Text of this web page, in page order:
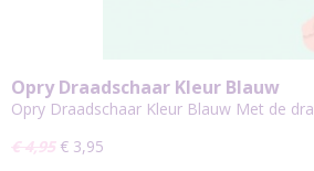
Opry Draadschaar Kleur Blauw
Opry Draadschaar Kleur Blauw Met de
€ 4,95 € 3,95